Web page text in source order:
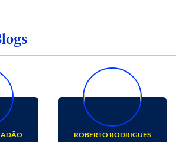
ROBERTO RODRIGUES